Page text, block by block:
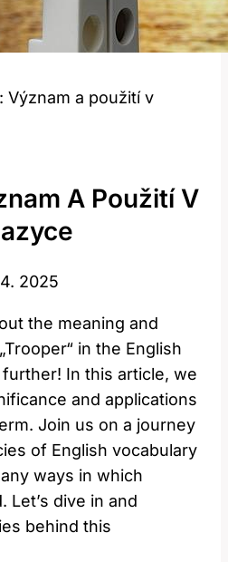
Význam a použití v
A Použití V
2025
the meaning and
in the English
In this article, we
and applications
Join us on a journey
of English vocabulary
ways in which
Let’s dive in and
behind this